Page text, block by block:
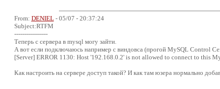
From: DENIEL- 05/07 - 20:37:24
Subject:RTFM
-----------------
Теперь с сервера в mysql могу зайти.
А вот если подключаюсь например с виндовса (прогой MySQL Control
[Server] ERROR 1130: Host '192.168.0.2' is not allowed to connect to this
Как настроить на сервере доступ такой? И как там юзера нормально